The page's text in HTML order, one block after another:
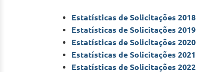
Estatísticas de Solicitações 2018
Estatísticas de Solicitações 2019
Estatísticas de Solicitações 2020
Estatísticas de Solicitações 2021
Estatísticas de Solicitações 2022